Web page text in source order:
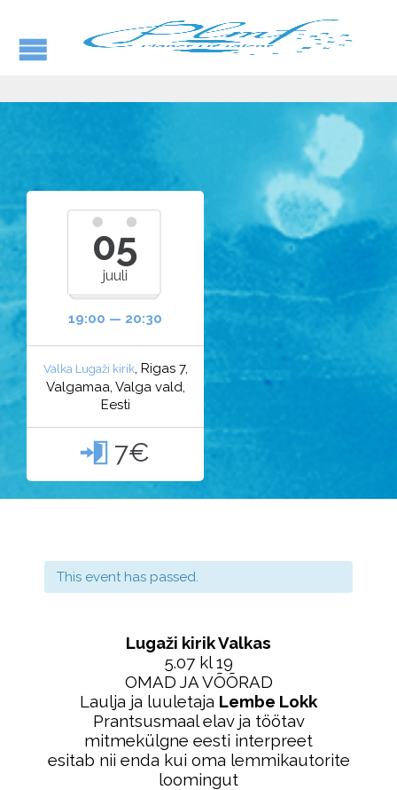
05
juuli
19:00 — 20:30
Valka Lugaži kirik, Rigas 7,
Valgamaa, Valga vald,
Eesti
 7€
This event has passed.
Lugaži kirik Valkas
5.07 kl 19
OMAD JA VÕÕRAD
Laulja ja luuletaja Lembe Lokk
Prantsusmaal elav ja töötav
mitmekülgne eesti interpreet
esitab nii enda kui oma lemmikautorite
loomingut